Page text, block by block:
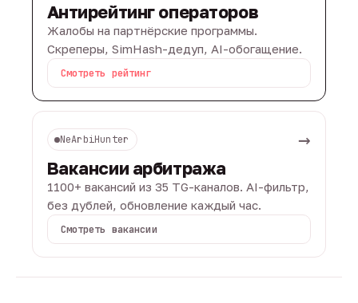
Антирейтинг операторов
Жалобы на партнёрские программы.
Скреперы, SimHash-дедуп, AI-обогащение.
Смотреть рейтинг
NeArbiHunter →
Вакансии арбитража
1100+ вакансий из 35 TG-каналов. AI-фильтр,
без дублей, обновление каждый час.
Смотреть вакансии